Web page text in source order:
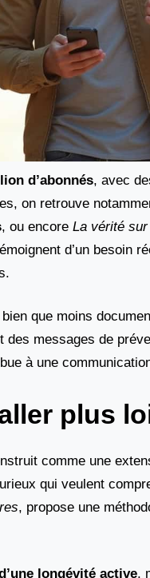
d’abonnés, avec
on retrouve
, ou encore La vérité
d’un besoin
que moins
messages de
à une
plus
comme une
qui veulent
, propose une
longévité active,